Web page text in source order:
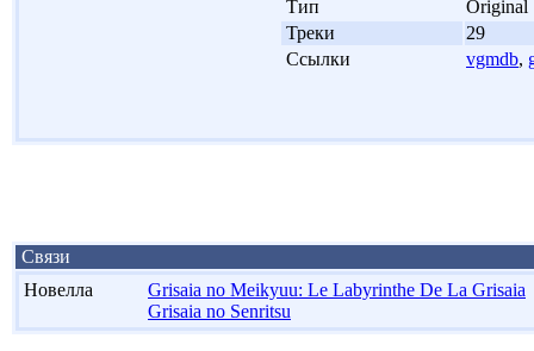
Тип
Original
Треки
29
Ссылки vgmdb,
Связи
Новелла
Grisaia no Meikyuu: Le Labyrinthe De La Grisaia
Grisaia no Senritsu